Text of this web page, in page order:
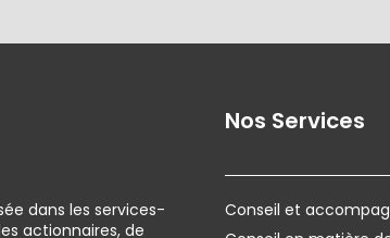
dans les services-
actionnaires, de
Nos Services
Conseil et